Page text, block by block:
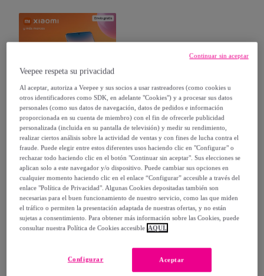
Una visión general de nuestra colección.
Categoría Ordenar por
Veepee respeta su privacidad
Al aceptar, autoriza a Veepee y sus socios a usar rastreadores (como cookies u
otros identificadores como SDK, en adelante "Cookies") y a procesar sus datos
personales (como sus datos de navegación, datos de pedidos e información
proporcionada en su cuenta de miembro) con el fin de ofrecerle publicidad
personalizada (incluida en su pantalla de televisión) y medir su rendimiento,
realizar ciertos análisis sobre la actividad de ventas y con fines de lucha contra el
fraude. Puede elegir entre estos diferentes usos haciendo clic en "Configurar" o
rechazar todo haciendo clic en el botón "Continuar sin aceptar". Sus elecciones se
aplican solo a este navegador y/o dispositivo. Puede cambiar sus opciones en
cualquier momento haciendo clic en el enlace “Configurar” accesible a través del
enlace "Política de Privacidad". Algunas Cookies depositadas también son
necesarias para el buen funcionamiento de nuestro servicio, como las que miden
el tráfico o permiten la presentación adaptada de nuestras ofertas, y no están
sujetas a consentimiento. Para obtener más información sobre las Cookies, puede
consultar nuestra Política de Cookies accesible AQUÍ.
Aceptar
Configurar
Continuar sin aceptar